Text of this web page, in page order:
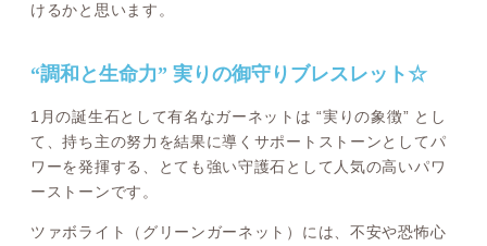
けるかと思います。
“調和と生命力” 実りの御守りブレスレット☆
1月の誕生石として有名なガーネットは “実りの象徴” とし
て、持ち主の努力を結果に導くサポートストーンとしてパ
ワーを発揮する、とても強い守護石として人気の高いパワ
ーストーンです。
ツァボライト（グリーンガーネット）には、不安や恐怖心